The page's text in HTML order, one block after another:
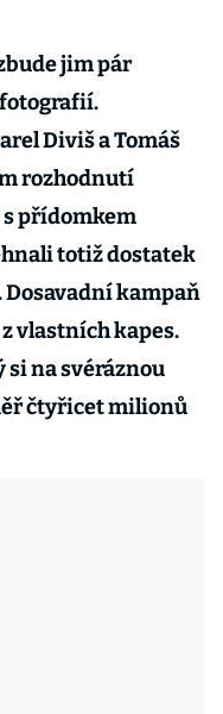
jim pár
Diviš a Tomáš
rozhodnutí
přídomkem
totiž dostatek
Dosavadní kampaň
vlastních kapes.
si na svéráznou
čtyřicet milionů